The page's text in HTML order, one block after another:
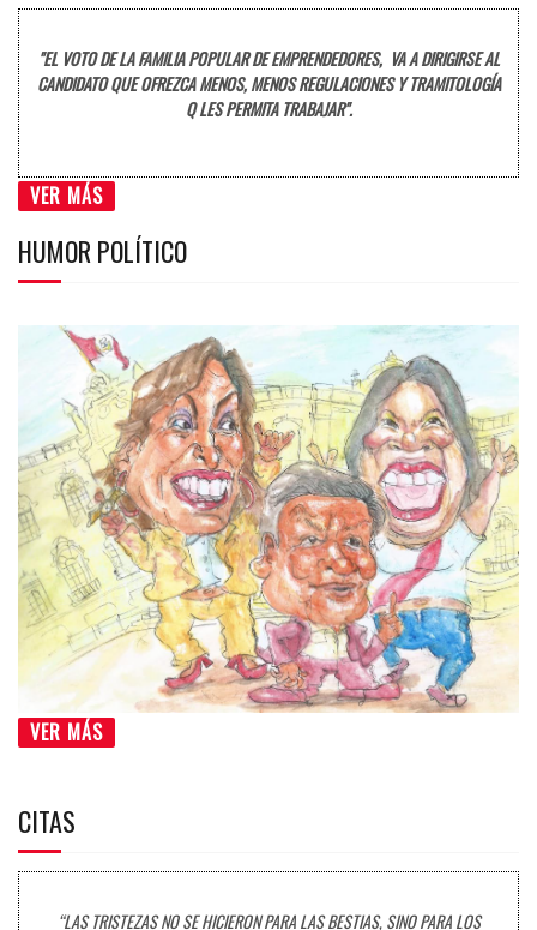
"EL VOTO DE LA FAMILIA POPULAR DE EMPRENDEDORES, VA A DIRIGIRSE AL
CANDIDATO QUE OFREZCA MENOS, MENOS REGULACIONES Y TRAMITOLOGÍA
Q LES PERMITA TRABAJAR".
VER MÁS
HUMOR POLÍTICO
VER MÁS
CITAS
“LAS TRISTEZAS NO SE HICIERON PARA LAS BESTIAS, SINO PARA LOS